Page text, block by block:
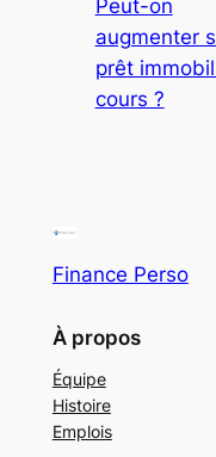
Peut-on
augmenter
prêt
cours ?
Finance Perso
À propos
Équipe
Histoire
Emplois